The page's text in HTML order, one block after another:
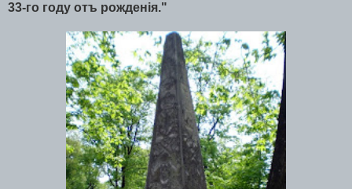
33-го году отъ рожденiя."